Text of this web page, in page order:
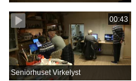
00:43
Seniorhuset Virkelyst